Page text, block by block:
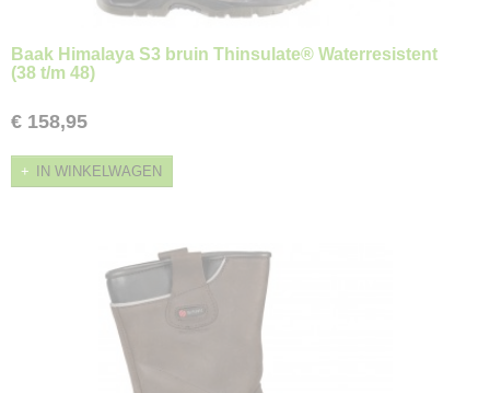
Baak Himalaya S3 bruin Thinsulate® Waterresistent
(38 t/m 48)
€ 158,95
IN WINKELWAGEN